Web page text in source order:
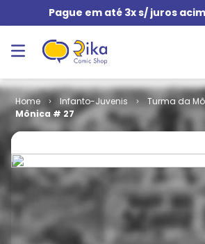
Pague em até 3x s/ juros
Infanto-Juvenis Turma da
Mônica # 27